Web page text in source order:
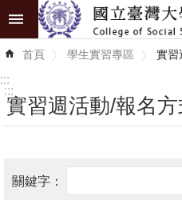
跳到主要內容區塊
進
階
學
首頁 學生實習專區 實習
:::
:::
實習週活動/報名方